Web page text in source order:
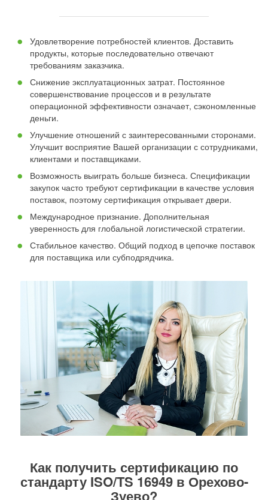
Удовлетворение потребностей клиентов. Доставить
продукты, которые последовательно отвечают
требованиям заказчика.
Снижение эксплуатационных затрат. Постоянное
совершенствование процессов и в результате
операционной эффективности означает, сэкономленные
деньги.
Улучшение отношений с заинтересованными сторонами.
Улучшит восприятие Вашей организации с сотрудниками,
клиентами и поставщиками.
Возможность выиграть больше бизнеса. Спецификации
закупок часто требуют сертификации в качестве условия
поставок, поэтому сертификация открывает двери.
Международное признание. Дополнительная
уверенность для глобальной логистической стратегии.
Стабильное качество. Общий подход в цепочке поставок
для поставщика или субподрядчика.
Как получить сертификацию по
стандарту ISO/TS 16949 в Орехово-
Зуево?